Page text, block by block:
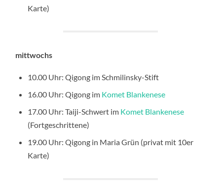
Karte)
mittwochs
10.00 Uhr: Qigong im Schmilinsky-Stift
16.00 Uhr: Qigong im Komet Blankenese
17.00 Uhr: Taiji-Schwert im Komet Blankenese
(Fortgeschrittene)
19.00 Uhr: Qigong in Maria Grün (privat mit 10er
Karte)